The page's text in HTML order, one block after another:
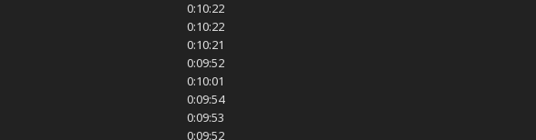
0:10:22
0:10:22
0:10:21
0:09:52
0:10:01
0:09:54
0:09:53